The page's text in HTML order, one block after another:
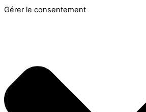
Gérer le consentement